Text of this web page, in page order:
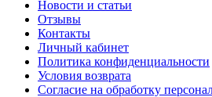
Новости и статьи
Отзывы
Контакты
Личный кабинет
Политика конфиденциальности
Условия возврата
Согласие на обработку